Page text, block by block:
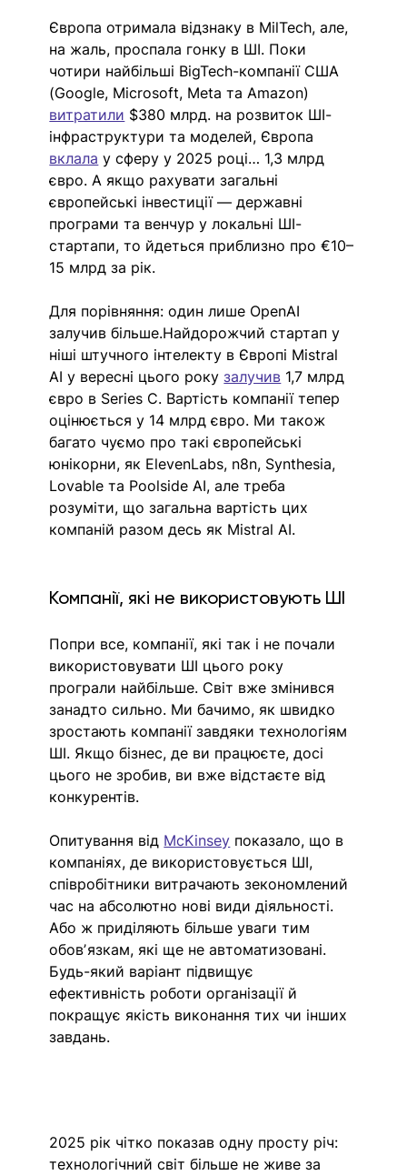
Європа отримала відзнаку в MilTech, але,
на жаль, проспала гонку в ШІ. Поки
чотири найбільші BigTech-компанії США
(Google, Microsoft, Meta та Amazon)
витратили $380 млрд. на розвиток ШІ-
інфраструктури та моделей, Європа
вклала у сферу у 2025 році… 1,3 млрд
євро. А якщо рахувати загальні
європейські інвестиції — державні
програми та венчур у локальні ШІ-
стартапи, то йдеться приблизно про €10–
15 млрд за рік.
Для порівняння: один лише OpenAI
залучив більше.Найдорожчий стартап у
ніші штучного інтелекту в Європі Mistral
AI у вересні цього року залучив 1,7 млрд
євро в Series C. Вартість компанії тепер
оцінюється у 14 млрд євро. Ми також
багато чуємо про такі європейські
юнікорни, як ElevenLabs, n8n, Synthesia,
Lovable та Poolside AI, але треба
розуміти, що загальна вартість цих
компаній разом десь як Mistral AI.
Компанії, які не використовують ШІ
Попри все, компанії, які так і не почали
використовувати ШІ цього року
програли найбільше. Світ вже змінився
занадто сильно. Ми бачимо, як швидко
зростають компанії завдяки технологіям
ШІ. Якщо бізнес, де ви працюєте, досі
цього не зробив, ви вже відстаєте від
конкурентів.
Опитування від McKinsey показало, що в
компаніях, де використовується ШІ,
співробітники витрачають зекономлений
час на абсолютно нові види діяльності.
Або ж приділяють більше уваги тим
обовʼязкам, які ще не автоматизовані.
Будь-який варіант підвищує
ефективність роботи організації й
покращує якість виконання тих чи інших
завдань.
2025 рік чітко показав одну просту річ:
технологічний світ більше не живе за